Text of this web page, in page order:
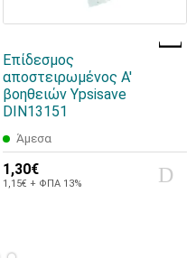
Επίδεσμος
αποστειρωμένος Α'
βοηθειών Ypsisave
DIN13151
Άμεσα
1,30€
1,15€ + ΦΠΑ 13%